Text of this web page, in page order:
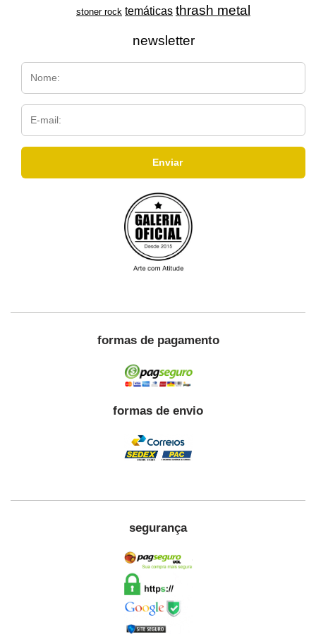
stoner rock temáticas thrash metal
newsletter
formas de pagamento
formas de envio
segurança